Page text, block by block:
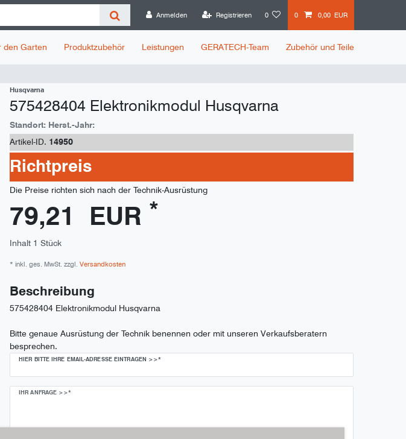
Anmelden Registrieren 0 0 0,00 EUR
den Garten Produktzubehör Leistungen GERATECH-Team Zubehör und Teile
Husqvarna
575428404 Elektronikmodul Husqvarna
Standort: Herst.-Jahr:
Artikel-ID. 14950
Richtpreis
Die Preise richten sich nach der Technik-Ausrüstung
79,21 EUR *
Inhalt 1 Stück
* inkl. ges. MwSt. zzgl. Versandkosten
Beschreibung
575428404 Elektronikmodul Husqvarna
Bitte genaue Ausrüstung der Technik benennen oder mit unseren Verkaufsberatern
besprechen.
HIER BITTE IHRE EMAIL-ADRESSE EINTRAGEN >>*
IHR ANFRAGE >>*